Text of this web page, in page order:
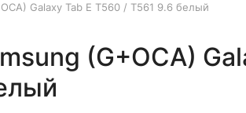
Galaxy Tab E T560 / T561 9.6 белый
(G+OCA)